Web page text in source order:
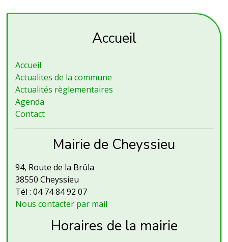
Accueil
Accueil
Actualites de la commune
Actualités règlementaires
Agenda
Contact
Mairie de Cheyssieu
94, Route de la Brûla
38550 Cheyssieu
Tél : 04 74 84 92 07
Nous contacter par mail
Horaires de la mairie